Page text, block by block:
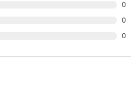
0
0
0